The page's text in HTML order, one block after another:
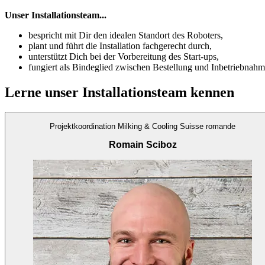
Unser Installationsteam...
bespricht mit Dir den idealen Standort des Roboters,
plant und führt die Installation fachgerecht durch,
unterstützt Dich bei der Vorbereitung des Start-ups,
fungiert als Bindeglied zwischen Bestellung und
Lerne unser Installationsteam kennen
Projektkoordination Milking & Cooling Suisse romande
Romain Sciboz